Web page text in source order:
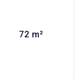
72 m²